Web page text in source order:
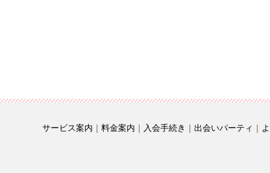
サービス案内 ｜ 料金案内 ｜ 入会手続き ｜ 出会いパーティ ｜